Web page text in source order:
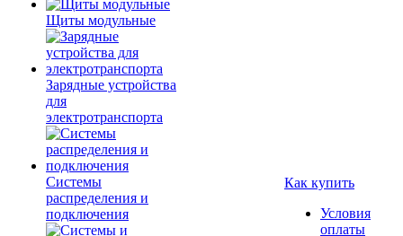
Щиты модульные
Зарядные устройства
для
электротранспорта
Системы
распределения и
подключения
Как купить
Условия
оплаты